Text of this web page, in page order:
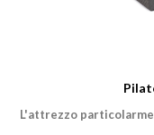
L'attrezzo